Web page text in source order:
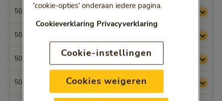
5002
5003
5004
5005
'cookie-opties' onderaan iedere pagina.
Cookieverklaring Privacyverklaring
Cookie-instellingen
Cookies weigeren